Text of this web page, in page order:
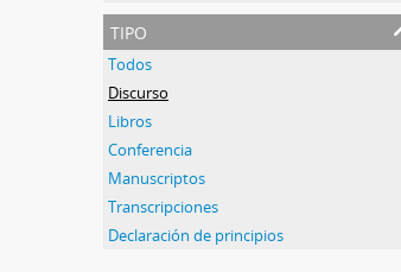
tipo
Todos
Discurso
Libros
Conferencia
Manuscriptos
Transcripciones
Declaración de principios